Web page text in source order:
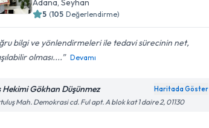
Adana, Seyhan
5 (105 Değerlendirme)
bilgi ve yönlendirmeleri ile tedavi sürecinin net,
olması....
Devamı
Hekimi Gökhan Düşünmez Haritada Göster
Mah. Demokrasi cd. Ful apt. A blok kat 1 daire 2, 01130